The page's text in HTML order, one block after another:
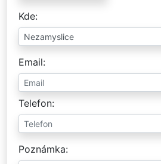
Kde
Email
Telefon
Poznámka